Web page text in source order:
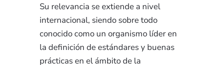
Su relevancia se extiende a nivel
internacional, siendo sobre todo
conocido como un organismo líder en
la definición de estándares y buenas
prácticas en el ámbito de la